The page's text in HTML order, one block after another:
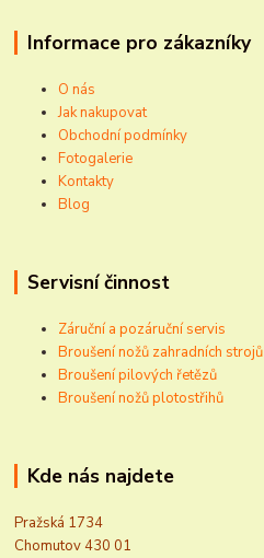
Informace pro zákazníky
O nás
Jak nakupovat
Obchodní podmínky
Fotogalerie
Kontakty
Blog
Servisní činnost
Záruční a pozáruční servis
Broušení nožů zahradních strojů
Broušení pilových řetězů
Broušení nožů plotostřihů
Kde nás najdete
Pražská 1734
Chomutov 430 01